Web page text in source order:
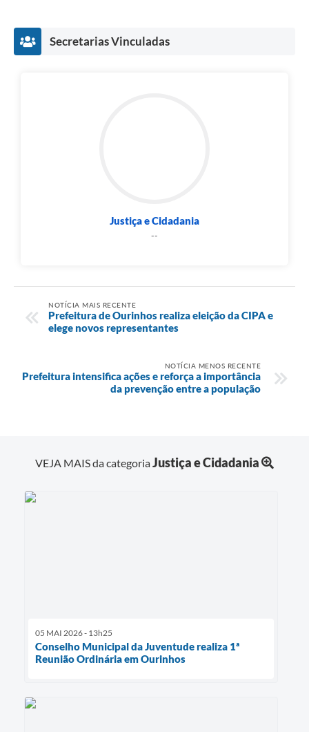
Secretarias Vinculadas
Justiça e Cidadania
--
NOTÍCIA MAIS RECENTE
Prefeitura de Ourinhos realiza eleição da CIPA e
elege novos representantes
NOTÍCIA MENOS RECENTE
Prefeitura intensifica ações e reforça a importância
da prevenção entre a população
VEJA MAIS da categoriaJustiça e Cidadania
05 MAI 2026 - 13h25
Conselho Municipal da Juventude realiza 1ª
Reunião Ordinária em Ourinhos